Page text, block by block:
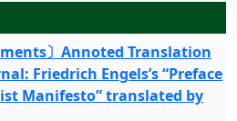
〕Annoted Translation
Friedrich Engels’s “Preface
Manifesto” translated by